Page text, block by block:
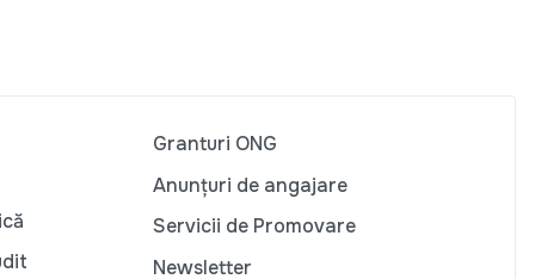
Granturi ONG
Anunțuri de angajare
Servicii de Promovare
Newsletter